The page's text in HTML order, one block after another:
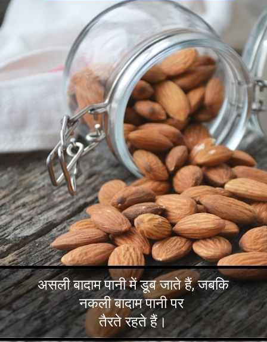
असली बादाम पानी में डूब जाते हैं, जबकि
नकली बादाम पानी पर
तैरते रहते हैं।